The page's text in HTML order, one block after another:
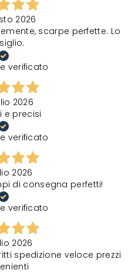
2026
scarpe perfette. Lo
verificato
2026
e precisi
verificato
2026
di consegna perfetti!
verificato
2026
spedizione veloce prezzi